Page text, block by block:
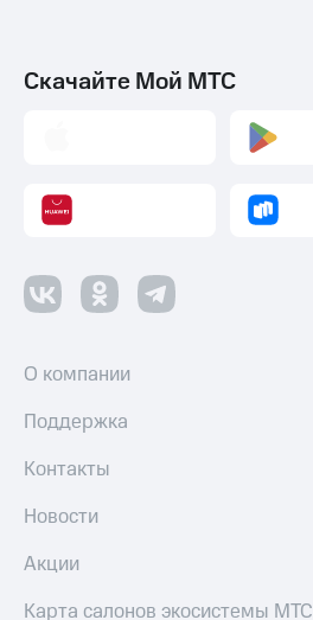
Скачайте Мой МТС
О компании
Поддержка
Контакты
Новости
Акции
Карта салонов экосистемы МТС